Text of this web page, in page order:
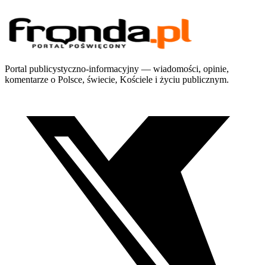
Portal publicystyczno-informacyjny — wiadomości, opinie,
komentarze o Polsce, świecie, Kościele i życiu publicznym.